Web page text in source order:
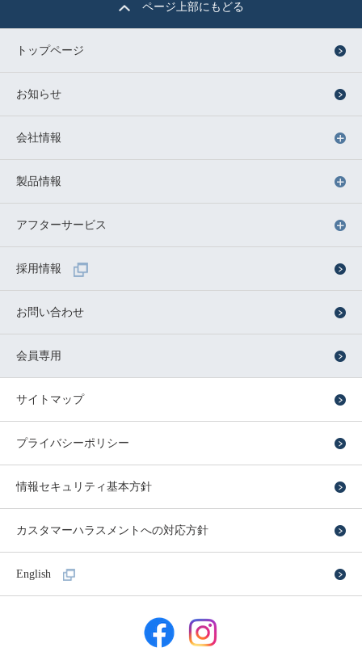
ページ上部にもどる
トップページ
お知らせ
会社情報
製品情報
アフターサービス
採用情報
お問い合わせ
会員専用
サイトマップ
プライバシーポリシー
情報セキュリティ基本方針
カスタマーハラスメントへの対応方針
English